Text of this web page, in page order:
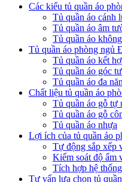
Các kiểu tủ quần áo
Tủ quần áo cánh
Tủ quần áo âm
Tủ quần áo
Tủ quần áo phòng ngủ
Tủ quần áo kết
Tủ quần áo góc
Tủ quần áo đa
Chất liệu tủ quần áo
Tủ quần áo gỗ tự
Tủ quần áo gỗ
Tủ quần áo nhựa
Lợi ích của tủ quần áo
Tự động sắp xếp
Kiểm soát độ ẩm
Tích hợp hệ
Tư vấn lựa chọn tủ